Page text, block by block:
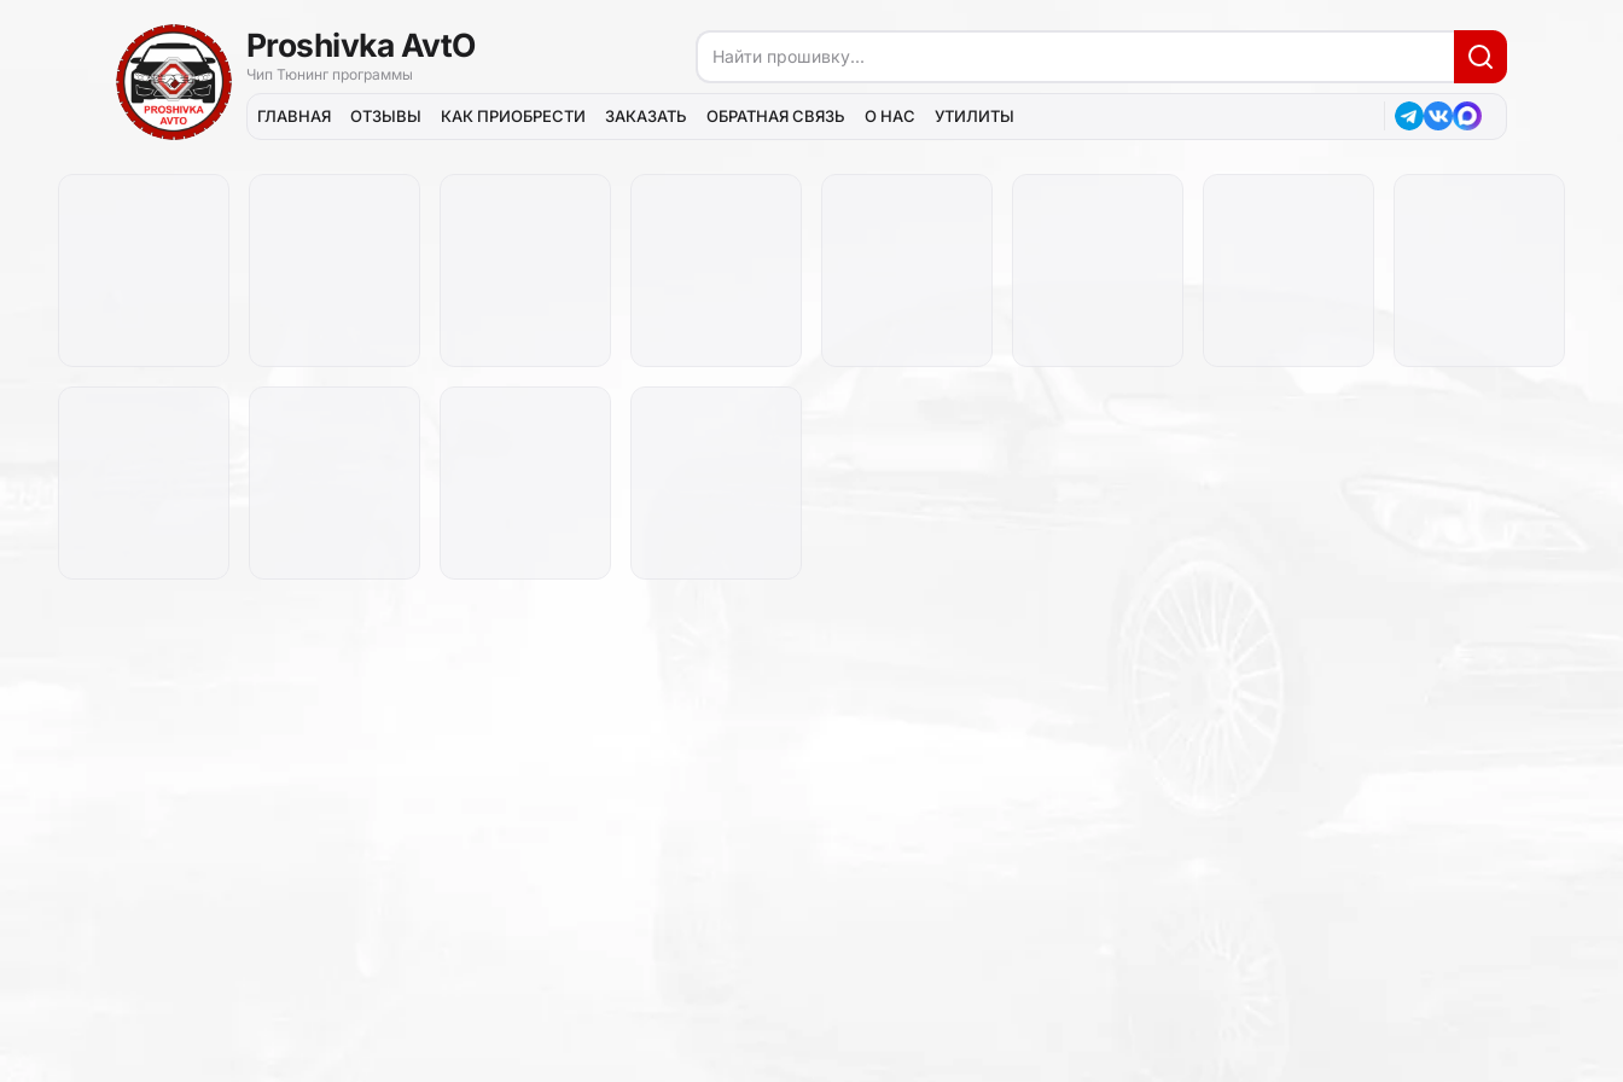
Proshivka AvtO
Чип Тюнинг программы
ГЛАВНАЯ ОТЗЫВЫ КАК ПРИОБРЕСТИ ЗАКАЗАТЬ ОБРАТНАЯ СВЯЗЬ О НАС УТИЛИТЫ